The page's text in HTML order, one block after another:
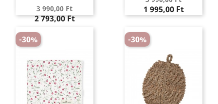
Regular
price
3 990,00 FtÁr
2 793,00 Ft
price
1 995,00 Ft
-30% -30%